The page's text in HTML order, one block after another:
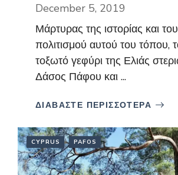
December 5, 2019
Μάρτυρας της ιστορίας και του
πολιτισμού αυτού του τόπου,
τοξωτό γεφύρι της Ελιάς
Δάσος Πάφου και ...
ΔΙΑΒΑΣΤΕ ΠΕΡΙΣΣΟΤΕΡΑ
CYPRUS PAFOS